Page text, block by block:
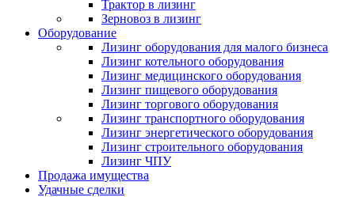
Трактор в лизинг
Зерновоз в лизинг
Оборудование
Лизинг оборудования для малого бизнеса
Лизинг котельного оборудования
Лизинг медицинского оборудования
Лизинг пищевого оборудования
Лизинг торгового оборудования
Лизинг транспортного оборудования
Лизинг энергетического оборудования
Лизинг строительного оборудования
Лизинг ЧПУ
Продажа имущества
Удачные сделки